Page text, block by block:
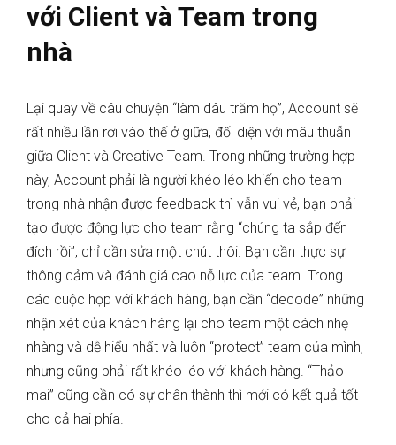
với Client và Team trong
nhà
Lại quay về câu chuyện “làm dâu trăm họ”, Account sẽ
rất nhiều lần rơi vào thế ở giữa, đối diện với mâu thuẫn
giữa Client và Creative Team. Trong những trường hợp
này, Account phải là người khéo léo khiến cho team
trong nhà nhận được feedback thì vẫn vui vẻ, bạn phải
tạo được động lực cho team rằng “chúng ta sắp đến
đích rồi”, chỉ cần sửa một chút thôi. Bạn cần thực sự
thông cảm và đánh giá cao nỗ lực của team. Trong
các cuộc họp với khách hàng, bạn cần “decode” những
nhận xét của khách hàng lại cho team một cách nhẹ
nhàng và dễ hiểu nhất và luôn “protect” team của mình,
nhưng cũng phải rất khéo léo với khách hàng. “Thảo
mai” cũng cần có sự chân thành thì mới có kết quả tốt
cho cả hai phía.